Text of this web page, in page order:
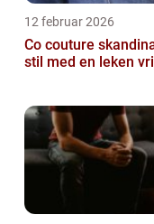
12 februar 2026
Co couture skandinavisk
stil med en leken vri